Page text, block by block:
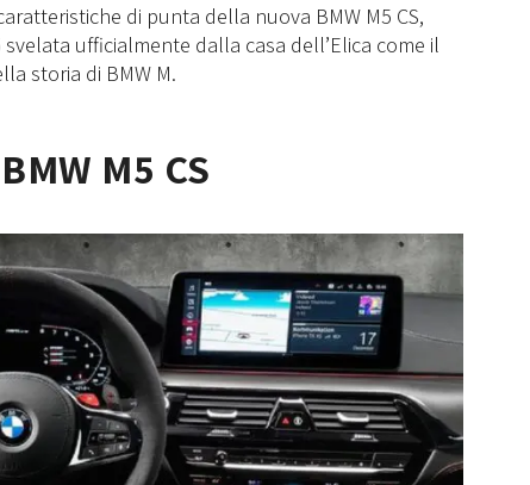
di punta della nuova BMW M5 CS,
ufficialmente dalla casa dell’Elica come il
storia di BMW M.
M5 CS